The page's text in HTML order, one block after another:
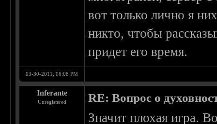
вот только лично я
никто, чтобы
придет его время.
03-30-2011, 06:08 PM
Inferante
Unregistered RE: Вопрос о
Значит плохая игра.